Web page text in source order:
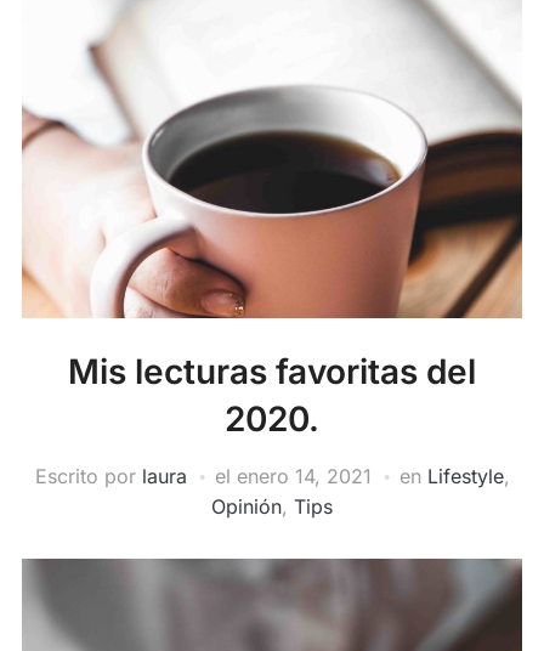
Mis lecturas favoritas del
2020.
Escrito por laura el enero 14, 2021 en Lifestyle,
Opinión, Tips